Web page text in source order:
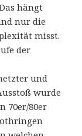
hängt
nur die
misst.
der
und
wurde
70er/80er